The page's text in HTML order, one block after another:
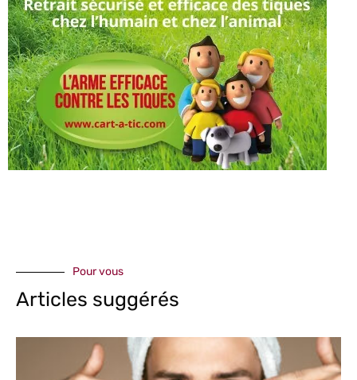
Pour vous
Articles suggérés